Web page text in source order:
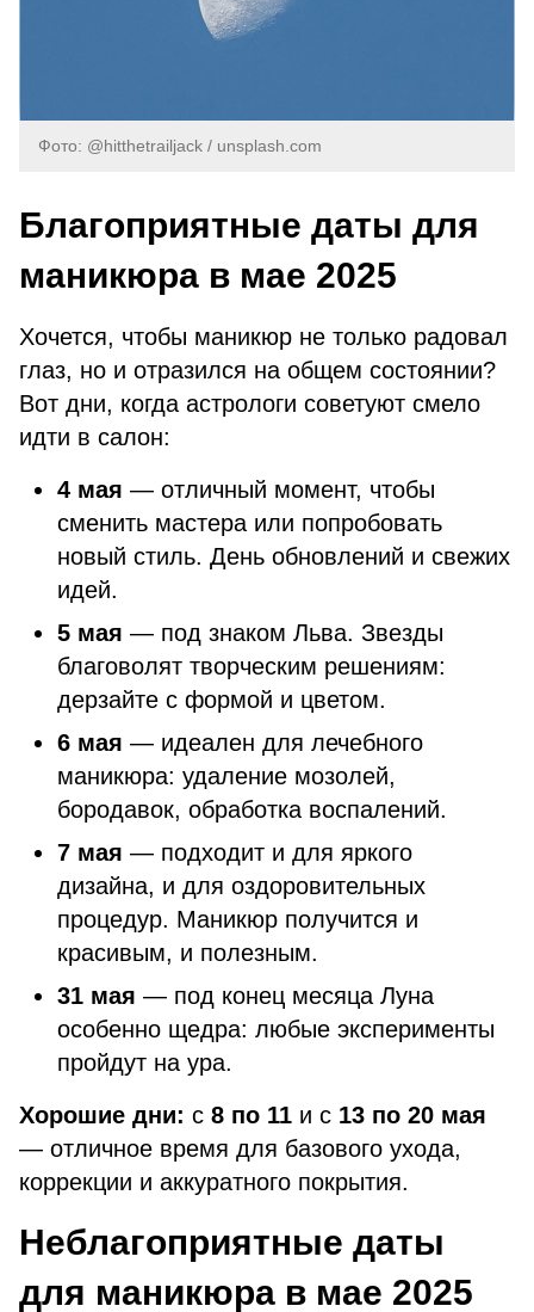
Фото: @hitthetrailjack / unsplash.com
Благоприятные даты для
маникюра в мае 2025
Хочется, чтобы маникюр не только радовал
глаз, но и отразился на общем состоянии?
Вот дни, когда астрологи советуют смело
идти в салон:
4 мая — отличный момент, чтобы
сменить мастера или попробовать
новый стиль. День обновлений и свежих
идей.
5 мая — под знаком Льва. Звезды
благоволят творческим решениям:
дерзайте с формой и цветом.
6 мая — идеален для лечебного
маникюра: удаление мозолей,
бородавок, обработка воспалений.
7 мая — подходит и для яркого
дизайна, и для оздоровительных
процедур. Маникюр получится и
красивым, и полезным.
31 мая — под конец месяца Луна
особенно щедра: любые эксперименты
пройдут на ура.
Хорошие дни: с 8 по 11 и с 13 по 20 мая
— отличное время для базового ухода,
коррекции и аккуратного покрытия.
Неблагоприятные даты
для маникюра в мае 2025